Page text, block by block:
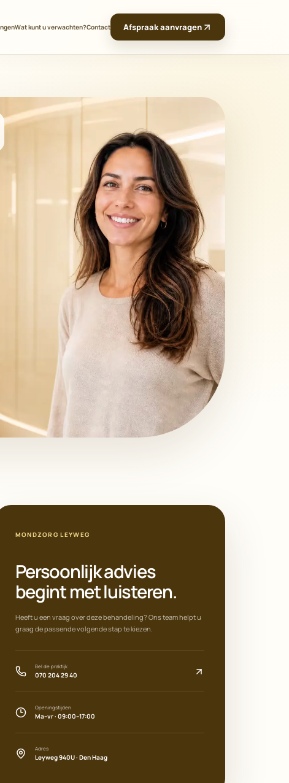
Wat kunt u verwachten?Contact Afspraak aanvragen
MONDZORG LEYWEG
Persoonlijk advies
begint met luisteren.
Heeft u een vraag over deze behandeling? Ons team helpt u
graag de passende volgende stap te kiezen.
Bel de praktijk
070 204 29 40
Openingstijden
Ma–vr · 09:00–17:00
Adres
Leyweg 940U · Den Haag